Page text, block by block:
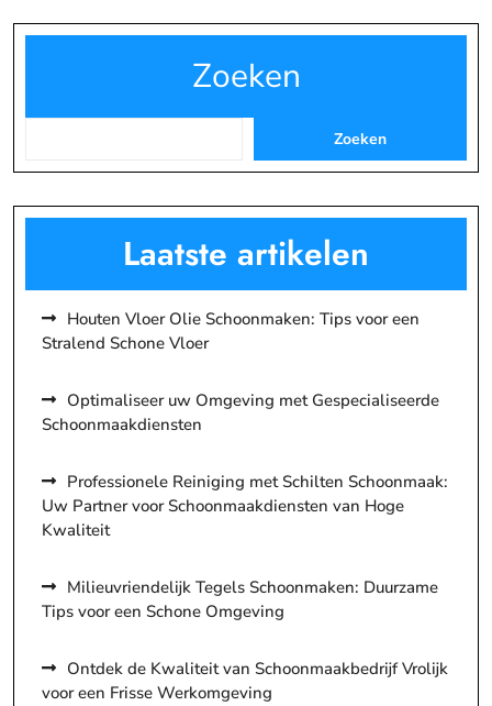
Zoeken
Zoeken
Laatste artikelen
Houten Vloer Olie Schoonmaken: Tips voor een
Stralend Schone Vloer
Optimaliseer uw Omgeving met Gespecialiseerde
Schoonmaakdiensten
Professionele Reiniging met Schilten Schoonmaak:
Uw Partner voor Schoonmaakdiensten van Hoge
Kwaliteit
Milieuvriendelijk Tegels Schoonmaken: Duurzame
Tips voor een Schone Omgeving
Ontdek de Kwaliteit van Schoonmaakbedrijf Vrolijk
voor een Frisse Werkomgeving